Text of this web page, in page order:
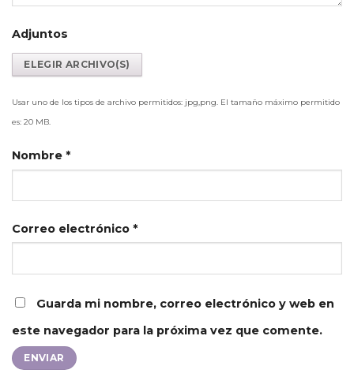
Adjuntos
Usar uno de los tipos de archivo permitidos: jpg,png. El tamaño máximo permitido
es: 20 MB.
Nombre *
Correo electrónico *
Guarda mi nombre, correo electrónico y web en
este navegador para la próxima vez que comente.